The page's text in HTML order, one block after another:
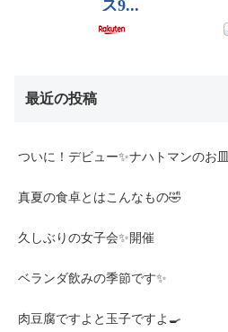
最近の投稿
ついに！デビュー✨ナハトマンのお皿
真夏の食卓とはこんなもの🤣
久しぶりの女子会✨開催
ベランダ飲みの季節です✨
肉豆腐ですよと玉子ですよ🍳